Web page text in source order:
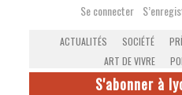
Se connecter
ACTUALITÉS SOCIÉTÉ
ART DE VIVRE
S'abonner à